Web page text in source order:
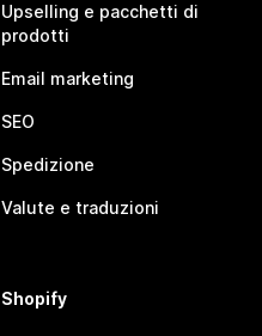
Upselling e pacchetti di
prodotti
Email marketing
SEO
Spedizione
Valute e traduzioni
Shopify